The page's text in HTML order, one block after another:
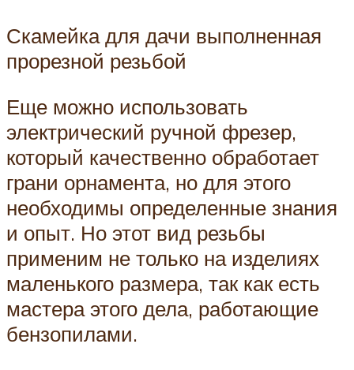
Скамейка для дачи выполненная
прорезной резьбой
Еще можно использовать
электрический ручной фрезер,
который качественно обработает
грани орнамента, но для этого
необходимы определенные знания
и опыт. Но этот вид резьбы
применим не только на изделиях
маленького размера, так как есть
мастера этого дела, работающие
бензопилами.